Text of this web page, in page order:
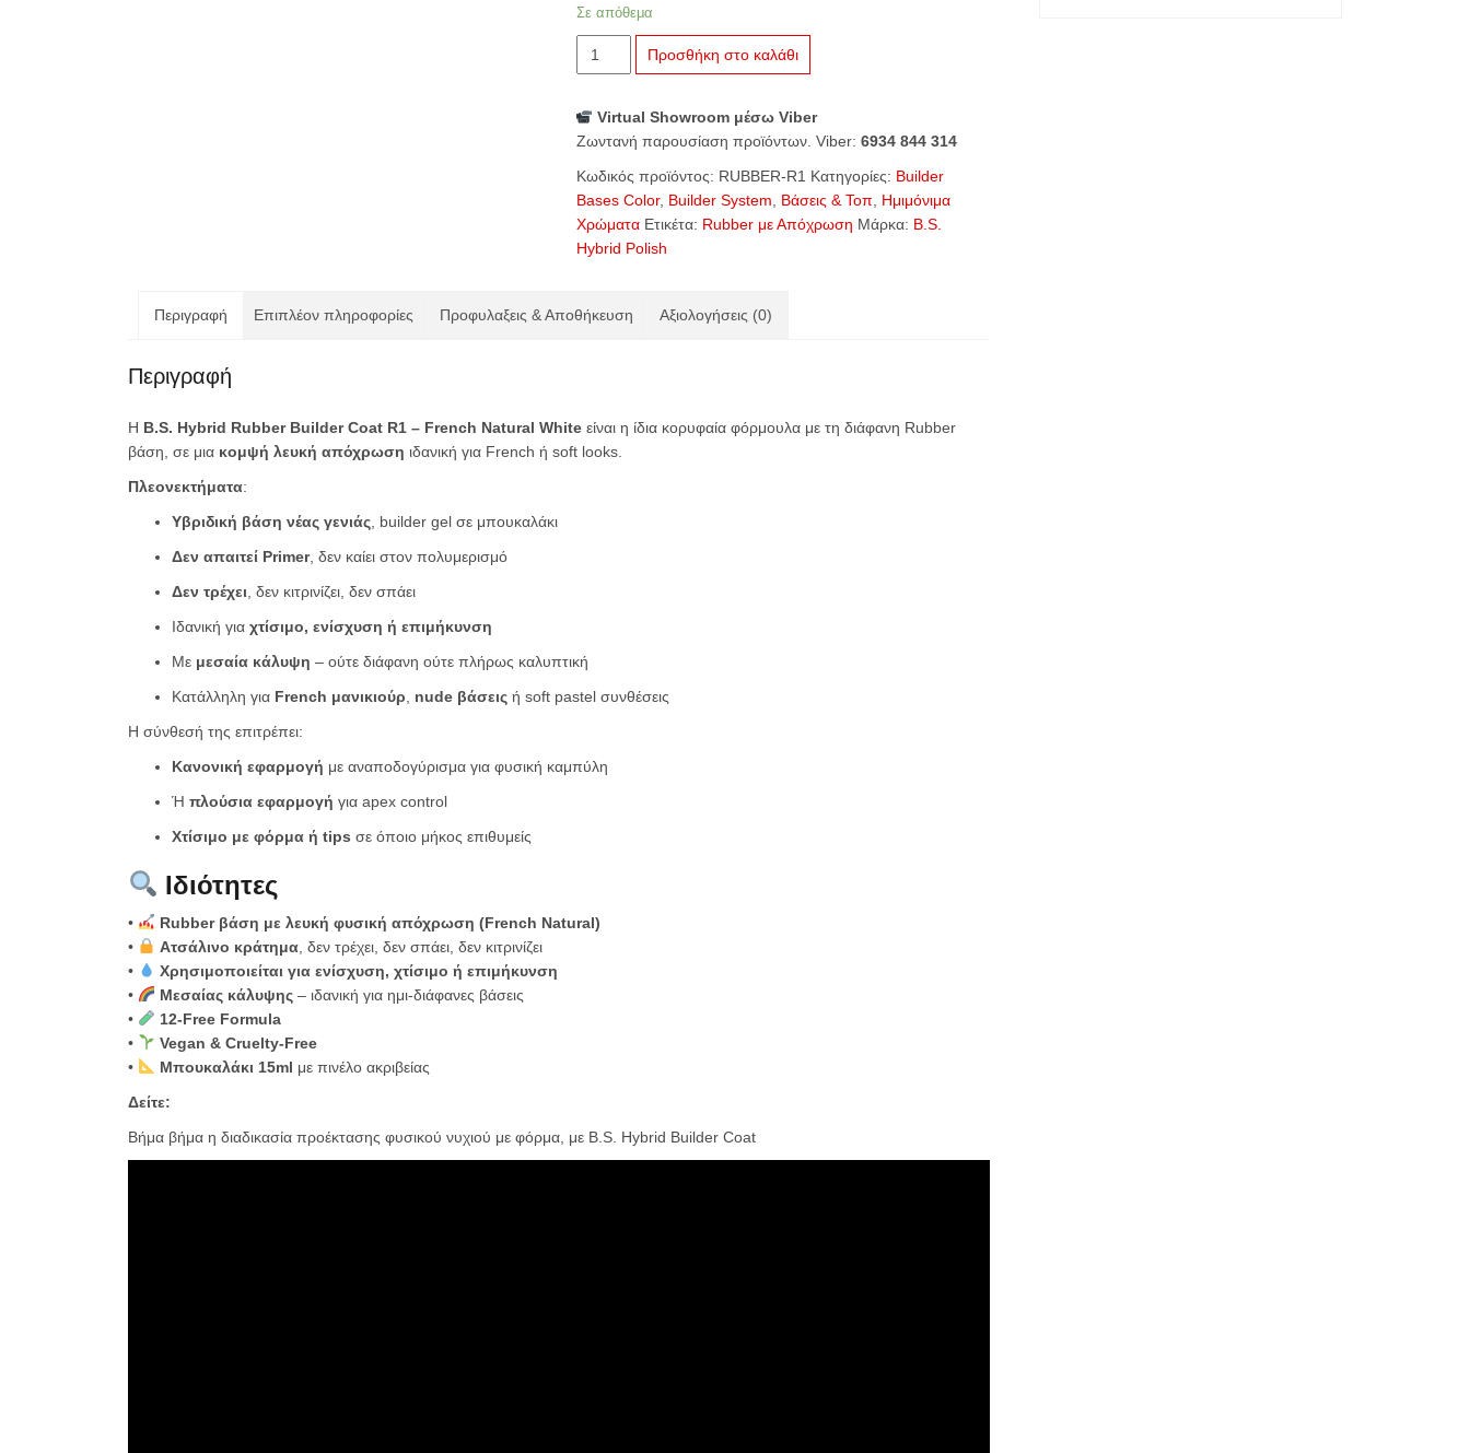
Σε απόθεμα
B.S.
Hybrid
Builder
Coat
Natural
White
ποσότητα
Προσθήκη στο καλάθι
Virtual Showroom μέσω Viber
Ζωντανή παρουσίαση προϊόντων. Viber: 6934 844 314
Κωδικός προϊόντος: RUBBER-R1 Κατηγορίες: Builder
Bases Color, Builder System Βάσεις & Τοπ
Ημιμόνιμα
Χρώματα Ετικέτα: Rubber με Απόχρωση Μάρκα: B.S.
Hybrid Polish
Περιγραφή Επιπλέον πληροφορίες Προφυλαξεις & Αποθήκευση Αξιολογήσεις (0)
Περιγραφή
Η B.S. Hybrid Rubber Builder Coat R1 – French Natural White είναι η ίδια κορυφαία φόρμουλα με τη διάφανη Rubber
βάση, σε μια κομψή λευκή απόχρωση ιδανική για French ή soft looks.
Πλεονεκτήματα:
Υβριδική βάση νέας γενιάς, builder gel σε μπουκαλάκι
Δεν απαιτεί Primer, δεν καίει στον πολυμερισμό
Δεν τρέχει, δεν κιτρινίζει, δεν σπάει
Ιδανική για χτίσιμο, ενίσχυση ή επιμήκυνση
Με μεσαία κάλυψη – ούτε διάφανη ούτε πλήρως καλυπτική
Κατάλληλη για French μανικιούρ, nude βάσεις ή soft pastel συνθέσεις
Η σύνθεσή της επιτρέπει:
Κανονική εφαρμογή με αναποδογύρισμα για φυσική καμπύλη
Ή πλούσια εφαρμογή για apex control
Χτίσιμο με φόρμα ή tips σε όποιο μήκος επιθυμείς
Ιδιότητες
•
Rubber βάση με λευκή φυσική απόχρωση (French Natural)
•
Ατσάλινο κράτημα, δεν τρέχει, δεν σπάει, δεν κιτρινίζει
•
Χρησιμοποιείται για ενίσχυση, χτίσιμο ή επιμήκυνση
•
Μεσαίας κάλυψης– ιδανική για ημι-διάφανες βάσεις
•
12-Free Formula
•
Vegan & Cruelty-Free
•
Μπουκαλάκι 15ml με πινέλο ακριβείας
Δείτε:
Βήμα βήμα η διαδικασία προέκτασης φυσικού νυχιού με φόρμα, με B.S. Hybrid Builder Coat